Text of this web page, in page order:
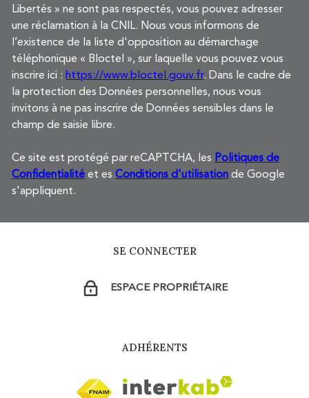
Libertés » ne sont pas respectés, vous pouvez adresser
une réclamation à la CNIL. Nous vous informons de
l’existence de la liste d'opposition au démarchage
téléphonique « Bloctel », sur laquelle vous pouvez vous
inscrire ici : https://www.bloctel.gouv.fr. Dans le cadre de
la protection des Données personnelles, nous vous
invitons à ne pas inscrire de Données sensibles dans le
champ de saisie libre.
Ce site est protégé par reCAPTCHA, les Politiques de
Confidentialité et es Conditions d'utilisation de Google
s'appliquent.
SE CONNECTER
ESPACE PROPRIÉTAIRE
ADHÉRENTS